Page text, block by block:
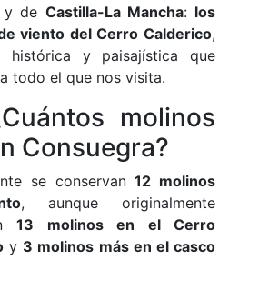
y de Castilla-La Mancha: los
viento del Cerro Calderico,
histórica y paisajística que
todo el que nos visita.
molinos
Consuegra?
se conservan12 molinos
, aunque originalmente
13 molinos en el Cerro
y 3 molinos más en el casco